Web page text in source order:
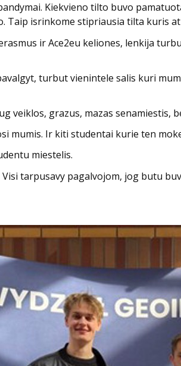
Kiekvieno tilto buvo
Taip isrinkome stipriausia tilta kuris
ir Ace2eu keliones, lenkija
turbut vienintele salis kuri
veiklos, grazus, mazas senamiestis,
mumis. Ir kiti studentai kurie ten
miestelis.
tarpusavy pagalvojom, jog butu